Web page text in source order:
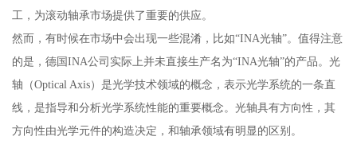
工，为滚动轴承市场提供了重要的供应。
然而，有时候在市场中会出现一些混淆，比如“INA光轴”。值得注意
的是，德国INA公司实际上并未直接生产名为“INA光轴”的产品。光
轴（Optical Axis）是光学技术领域的概念，表示光学系统的一条直
线，是指导和分析光学系统性能的重要概念。光轴具有方向性，其
方向性由光学元件的构造决定，和轴承领域有明显的区别。